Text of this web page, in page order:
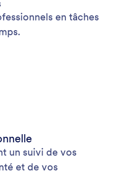
en tâches
un suivi de vos
et de vos